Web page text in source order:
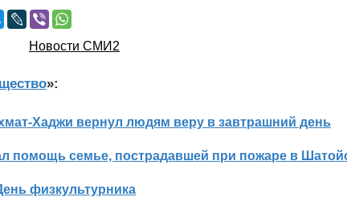
Новости СМИ2
»:
Хаджи вернул людям веру в завтрашний день
помощь семье, пострадавшей при пожаре в
физкультурника